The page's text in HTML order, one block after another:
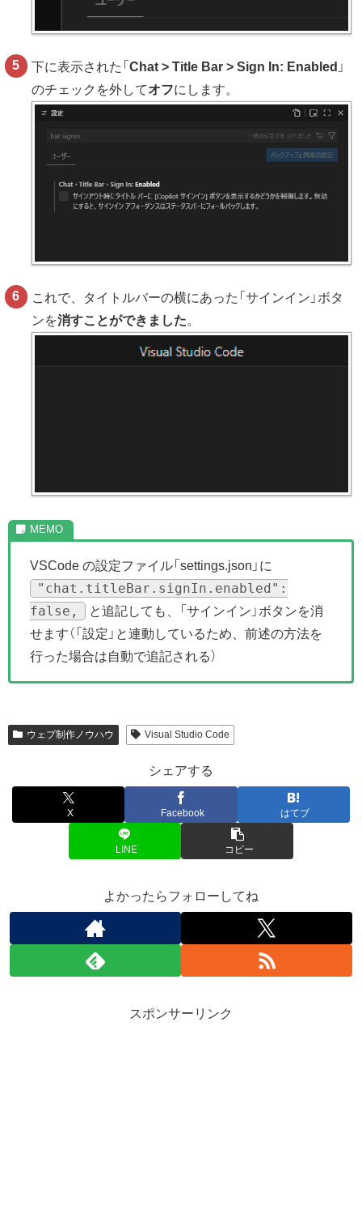
下に表示された「Chat > Title Bar > Sign In: Enabled 」
のチェックを外してオフにします。
これで、タイトルバーの横にあった「サインイン」ボタ
ンを消すことができました。
VSCode の設定ファイル「settings.json」に
"chat.titleBar.signIn.enabled":
false,
と追記しても、「サインイン」ボタンを消
せます（「設定」と連動しているため、前述の方法を
行った場合は自動で追記される）
ウェブ制作ノウハウ Visual Studio Code
シェアする
X Facebook はてブ
LINE コピー
よかったらフォローしてね
スポンサーリンク